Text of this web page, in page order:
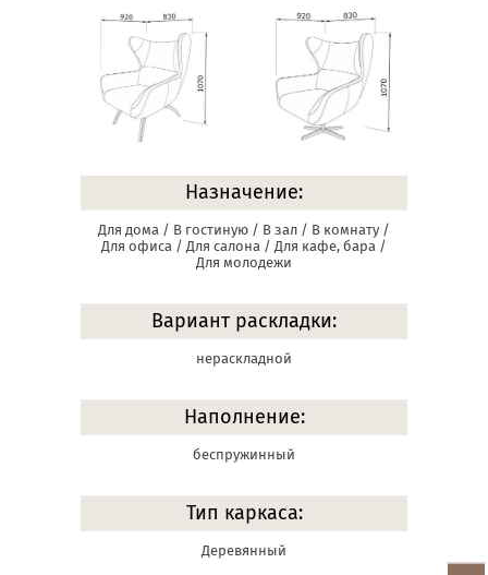
Назначение:
Для дома / В гостиную / В зал / В комнату /
Для офиса / Для салона / Для кафе, бара /
Для молодежи
Вариант раскладки:
нераскладной
Наполнение:
беспружинный
Тип каркаса:
Деревянный